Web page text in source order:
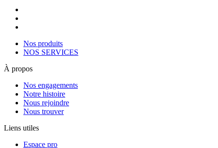
Nos produits
NOS SERVICES
À propos
Nos engagements
Notre histoire
Nous rejoindre
Nous trouver
Liens utiles
Espace pro